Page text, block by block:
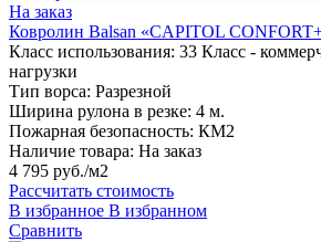
На заказ
Ковролин Balsan «CAPITOL
Класс использования: 33 Класс -
нагрузки
Тип ворса: Разрезной
Ширина рулона в резке: 4 м.
Пожарная безопасность: КМ2
Наличие товара: На заказ
4 795 руб./м2
Рассчитать стоимость
В избранное В избранном
Сравнить